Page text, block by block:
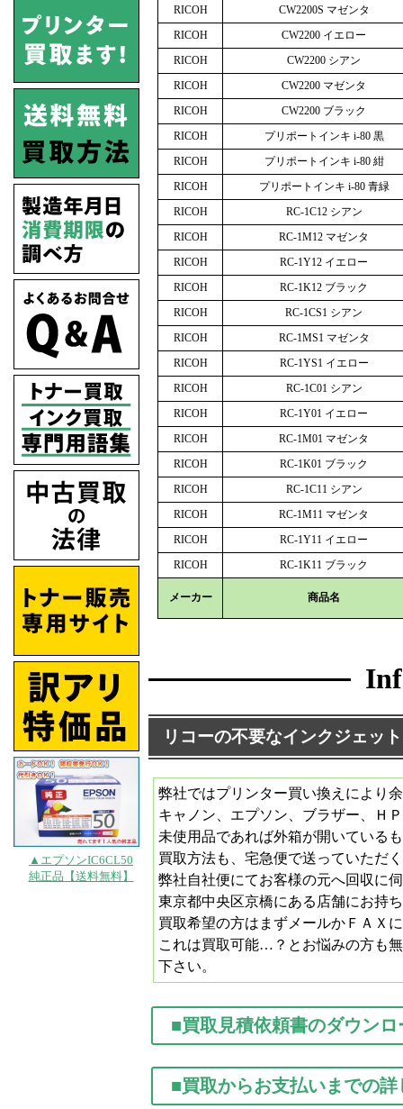
メーカー 商品名
RICOH
CW2200S マゼンタ
RICOH
CW2200 イエロー
RICOH
CW2200 シアン
RICOH
CW2200 マゼンタ
RICOH
CW2200 ブラック
RICOH
プリポートインキ i-80 黒
RICOH
プリポートインキ i-80 紺
RICOH
プリポートインキ i-80 青緑
RICOH
RC-1C12 シアン
RICOH
RC-1M12 マゼンタ
RICOH
RC-1Y12 イエロー
RICOH
RC-1K12 ブラック
RICOH
RC-1CS1 シアン
RICOH
RC-1MS1 マゼンタ
RICOH
RC-1YS1 イエロー
RICOH
RC-1C01 シアン
RICOH
RC-1Y01 イエロー
RICOH
RC-1M01 マゼンタ
RICOH
RC-1K01 ブラック
RICOH
RC-1C11 シアン
RICOH
RC-1M11 マゼンタ
RICOH
RC-1Y11 イエロー
RICOH
RC-1K11 ブラック
リコーの不要なインクジェッ
弊社ではプリンター買い換えにより
キャノン、エプソン、ブラザー、Ｈ
未使用品であれば外箱が開いている
買取方法も、宅急便で送っていただ
弊社自社便にてお客様の元へ回収に
東京都中央区京橋にある店舗にお持
買取希望の方はまずメールかＦＡＸ
これは買取可能…？とお悩みの方も
下さい。
■買取見積依頼書のダウン
■買取からお支払いまでの
▲エプソンIC6CL50
純正品【送料無料】